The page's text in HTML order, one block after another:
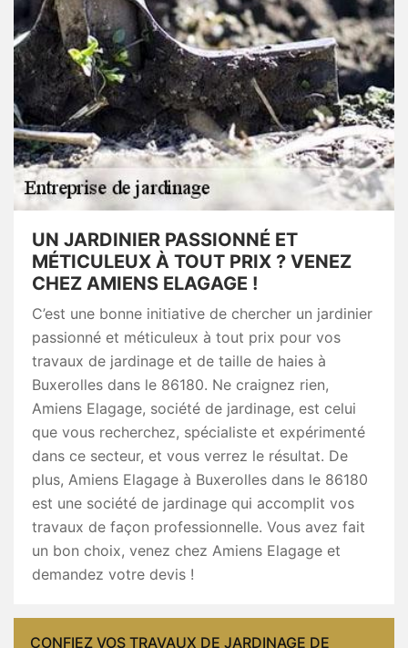
UN JARDINIER PASSIONNÉ ET
MÉTICULEUX À TOUT PRIX ? VENEZ
CHEZ AMIENS ELAGAGE !
C’est une bonne initiative de chercher un jardinier
passionné et méticuleux à tout prix pour vos
travaux de jardinage et de taille de haies à
Buxerolles dans le 86180. Ne craignez rien,
Amiens Elagage, société de jardinage, est celui
que vous recherchez, spécialiste et expérimenté
dans ce secteur, et vous verrez le résultat. De
plus, Amiens Elagage à Buxerolles dans le 86180
est une société de jardinage qui accomplit vos
travaux de façon professionnelle. Vous avez fait
un bon choix, venez chez Amiens Elagage et
demandez votre devis !
CONFIEZ VOS TRAVAUX DE JARDINAGE DE